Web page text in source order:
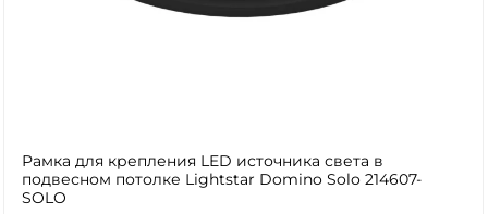
Рамка для крепления LED источника света в
подвесном потолке Lightstar Domino Solo 214607-
SOLO